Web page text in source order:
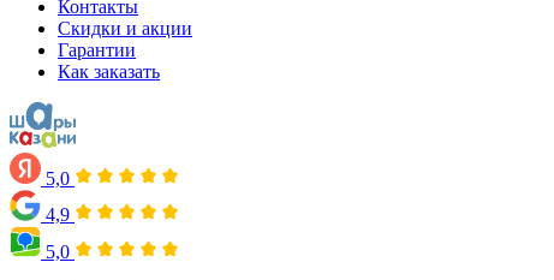
Контакты
Скидки и акции
Гарантии
Как заказать
5,0
4,9
5,0